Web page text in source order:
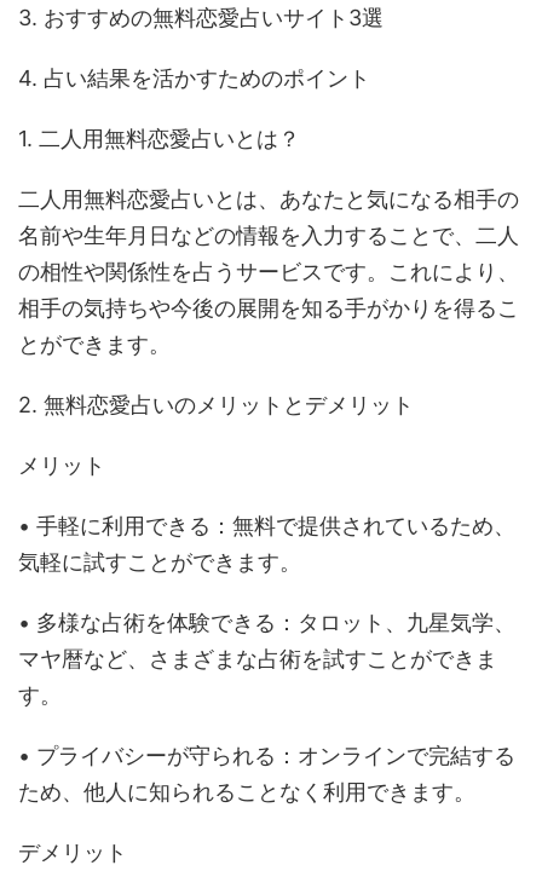
3. おすすめの無料恋愛占いサイト3選
4. 占い結果を活かすためのポイント
1. 二人用無料恋愛占いとは？
二人用無料恋愛占いとは、あなたと気になる相手の
名前や生年月日などの情報を入力することで、二人
の相性や関係性を占うサービスです。これにより、
相手の気持ちや今後の展開を知る手がかりを得るこ
とができます。
2. 無料恋愛占いのメリットとデメリット
メリット
• 手軽に利用できる：無料で提供されているため、
気軽に試すことができます。
• 多様な占術を体験できる：タロット、九星気学、
マヤ暦など、さまざまな占術を試すことができま
す。
• プライバシーが守られる：オンラインで完結する
ため、他人に知られることなく利用できます。
デメリット